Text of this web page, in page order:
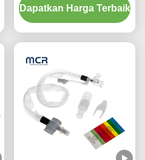
Dapatkan Harga Terbaik